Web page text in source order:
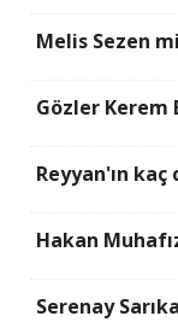
Melis Sezen
Gözler Kerem
Reyyan'ın kaç
Hakan
Serenay